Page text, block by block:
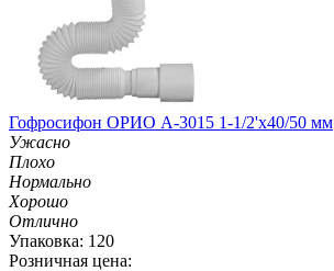
Гофросифон ОРИО А-3015 1-1/2'х40/50 мм
Ужасно
Плохо
Нормально
Хорошо
Отлично
Упаковка: 120
Розничная цена: